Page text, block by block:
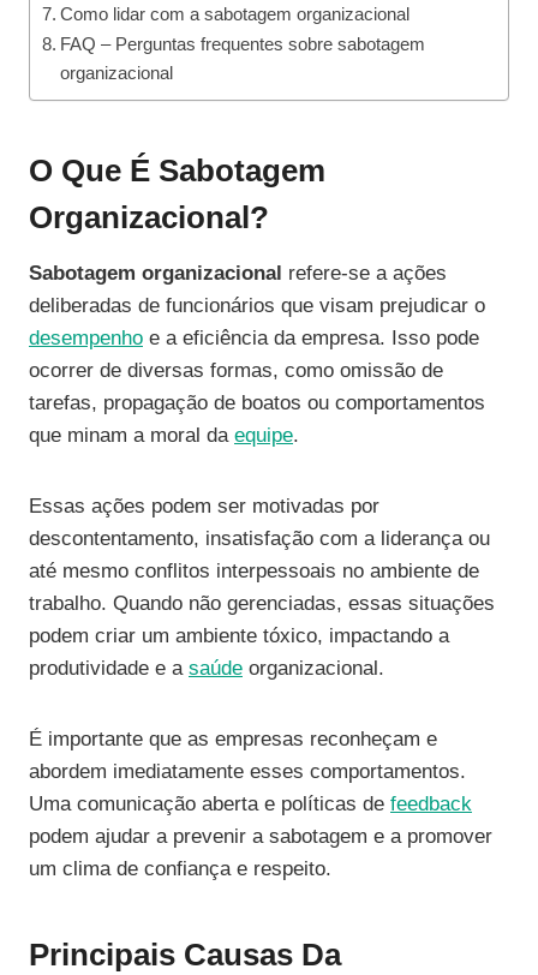
Como lidar com a sabotagem organizacional
FAQ – Perguntas frequentes sobre sabotagem
organizacional
O Que É Sabotagem
Organizacional?
Sabotagem organizacional refere-se a ações
deliberadas de funcionários que visam prejudicar o
desempenho e a eficiência da empresa. Isso pode
ocorrer de diversas formas, como omissão de
tarefas, propagação de boatos ou comportamentos
que minam a moral da equipe.
Essas ações podem ser motivadas por
descontentamento, insatisfação com a liderança ou
até mesmo conflitos interpessoais no ambiente de
trabalho. Quando não gerenciadas, essas situações
podem criar um ambiente tóxico, impactando a
produtividade e a saúde organizacional.
É importante que as empresas reconheçam e
abordem imediatamente esses comportamentos.
Uma comunicação aberta e políticas de feedback
podem ajudar a prevenir a sabotagem e a promover
um clima de confiança e respeito.
Principais Causas Da